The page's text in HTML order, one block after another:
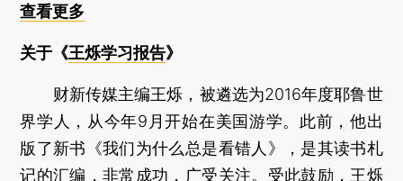
查看更多
关于《王烁学习报告》
财新传媒主编王烁，被遴选为2016年度耶鲁世
界学人，从今年9月开始在美国游学。此前，他出
版了新书《我们为什么总是看错人》，是其读书札
记的汇编，非常成功，广受关注。受此鼓励，王烁